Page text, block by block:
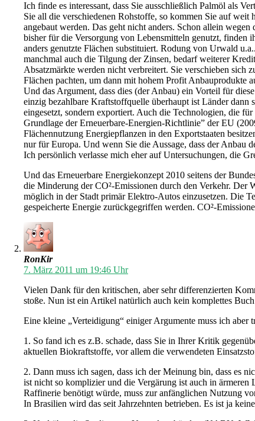
Ich finde es interessant, dass Sie ausschließlich Palmöl als
Sie all die verschiedenen Rohstoffe, so kommen Sie auf
angebaut werden. Das geht nicht anders. Schon allein
bisher für die Versorgung von Lebensmitteln genutzt, finden
anders genutzte Flächen substituiert. Rodung von Urwald
manchmal auch die Tilgung der Zinsen, bedarf weiterer
Absatzmärkte werden nicht verbreitert. Sie verschieben sich
Flächen pachten, um dann mit hohem Profit Anbauprodukte
Und das Argument, dass dies (der Anbau) ein Vorteil für
einzig bezahlbare Kraftstoffquelle überhaupt ist Länder dann
eingesetzt, sondern exportiert. Auch die Technologien, die
Grundlage der Erneuerbare-Energien-Richtlinie” der EU
Flächennutzung Energiepflanzen in den Exportstaaten
nur für Europa. Und wenn Sie die Aussage, dass der Anbau
Ich persönlich verlasse mich eher auf Untersuchungen, die
Und das Erneuerbare Energiekonzept 2010 seitens der
die Minderung der CO²-Emissionen durch den Verkehr. Der
möglich in der Stadt primär Elektro-Autos einzusetzen. Die
gespeicherte Energie zurückgegriffen werden. CO²-
RonKir
7. März 2011 um 19:46 Uhr
Vielen Dank für den kritischen, aber sehr differenzierten
stoße. Nun ist ein Artikel natürlich auch kein komplettes
Eine kleine „Verteidigung“ einiger Argumente muss ich aber
1. So fand ich es z.B. schade, dass Sie in Ihrer Kritik
aktuellen Biokraftstoffe, vor allem die verwendeten
2. Dann muss ich sagen, dass ich der Meinung bin, dass es
ist nicht so komplizier und die Vergärung ist auch in
Raffinerie benötigt würde, muss zur anfänglichen Nutzung
In Brasilien wird das seit Jahrzehnten betrieben. Es ist ja